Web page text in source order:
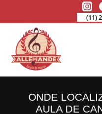
(11)
ONDE
AULA DE